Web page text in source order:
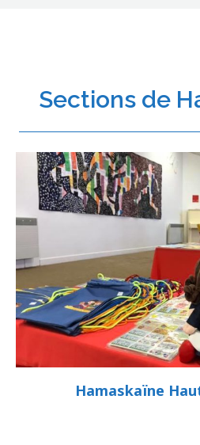
Sections de
Hamaskaïne